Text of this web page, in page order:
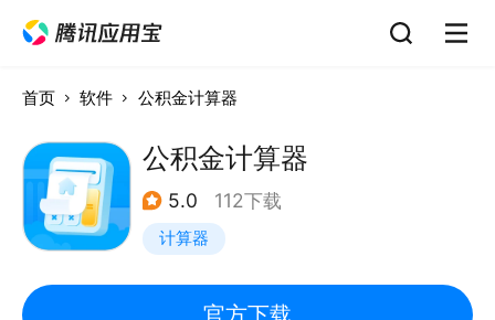
首页 软件 公积金计算器
公积金计算器
5.0 112下载
计算器
官方下载